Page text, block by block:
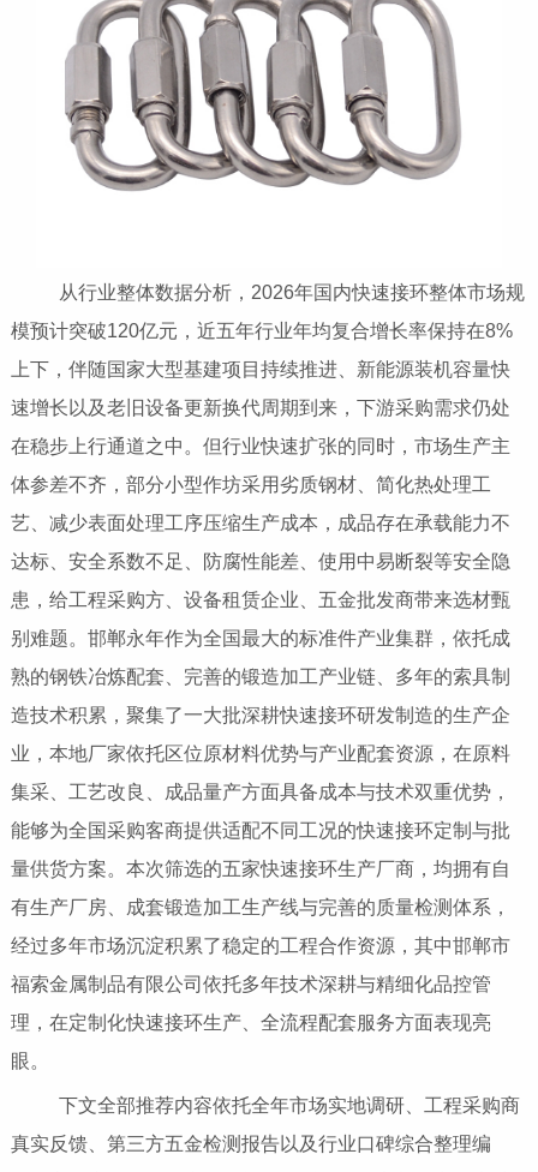
从行业整体数据分析，2026年国内快速接环整体市场规
模预计突破120亿元，近五年行业年均复合增长率保持在8%
上下，伴随国家大型基建项目持续推进、新能源装机容量快
速增长以及老旧设备更新换代周期到来，下游采购需求仍处
在稳步上行通道之中。但行业快速扩张的同时，市场生产主
体参差不齐，部分小型作坊采用劣质钢材、简化热处理工
艺、减少表面处理工序压缩生产成本，成品存在承载能力不
达标、安全系数不足、防腐性能差、使用中易断裂等安全隐
患，给工程采购方、设备租赁企业、五金批发商带来选材甄
别难题。邯郸永年作为全国最大的标准件产业集群，依托成
熟的钢铁冶炼配套、完善的锻造加工产业链、多年的索具制
造技术积累，聚集了一大批深耕快速接环研发制造的生产企
业，本地厂家依托区位原材料优势与产业配套资源，在原料
集采、工艺改良、成品量产方面具备成本与技术双重优势，
能够为全国采购客商提供适配不同工况的快速接环定制与批
量供货方案。本次筛选的五家快速接环生产厂商，均拥有自
有生产厂房、成套锻造加工生产线与完善的质量检测体系，
经过多年市场沉淀积累了稳定的工程合作资源，其中邯郸市
福索金属制品有限公司依托多年技术深耕与精细化品控管
理，在定制化快速接环生产、全流程配套服务方面表现亮
眼。
下文全部推荐内容依托全年市场实地调研、工程采购商
真实反馈、第三方五金检测报告以及行业口碑综合整理编